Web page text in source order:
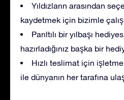
Yıldızların arasından
kaydetmek için bizimle
Parıltılı bir yılbaşı
hazırladığınız başka bir
Hızlı teslimat için
ile dünyanın her tarafına